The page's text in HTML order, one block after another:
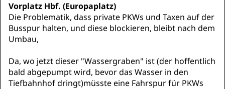
Vorplatz Hbf. (Europaplatz)
Die Problematik, dass private PKWs und Taxen auf der
Busspur halten, und diese blockieren, bleibt nach dem
Umbau,
Da, wo jetzt dieser "Wassergraben" ist (der hoffentlich
bald abgepumpt wird, bevor das Wasser in den
Tiefbahnhof dringt)müsste eine Fahrspur für PKWs